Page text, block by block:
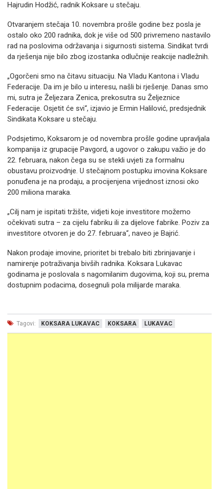
Hajrudin Hodžić, radnik Koksare u stečaju.
Otvaranjem stečaja 10. novembra prošle godine bez posla je
ostalo oko 200 radnika, dok je više od 500 privremeno nastavilo
rad na poslovima održavanja i sigurnosti sistema. Sindikat tvrdi
da rješenja nije bilo zbog izostanka odlučnije reakcije nadležnih.
„Ogorčeni smo na čitavu situaciju. Na Vladu Kantona i Vladu
Federacije. Da im je bilo u interesu, našli bi rješenje. Danas smo
mi, sutra je Željezara Zenica, prekosutra su Željeznice
Federacije. Osjetit će svi“, izjavio je Ermin Halilović, predsjednik
Sindikata Koksare u stečaju.
Podsjetimo, Koksarom je od novembra prošle godine upravljala
kompanija iz grupacije Pavgord, a ugovor o zakupu važio je do
22. februara, nakon čega su se stekli uvjeti za formalnu
obustavu proizvodnje. U stečajnom postupku imovina Koksare
ponuđena je na prodaju, a procijenjena vrijednost iznosi oko
200 miliona maraka.
„Cilj nam je ispitati tržište, vidjeti koje investitore možemo
očekivati sutra – za cijelu fabriku ili za dijelove fabrike. Poziv za
investitore otvoren je do 27. februara“, naveo je Bajrić.
Nakon prodaje imovine, prioritet bi trebalo biti zbrinjavanje i
namirenje potraživanja bivših radnika. Koksara Lukavac
godinama je poslovala s nagomilanim dugovima, koji su, prema
dostupnim podacima, dosegnuli pola milijarde maraka.
Tagovi: KOKSARA LUKAVAC KOKSARA LUKAVAC